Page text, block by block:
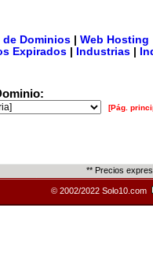
de Dominios| Web Hosting
Expirados
Industrias
[Pág.
** Precios
© 2002/2022 Solo10.com